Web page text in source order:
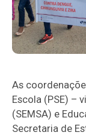
As
Escola (PSE) –
(SEMSA) e
Secretaria de